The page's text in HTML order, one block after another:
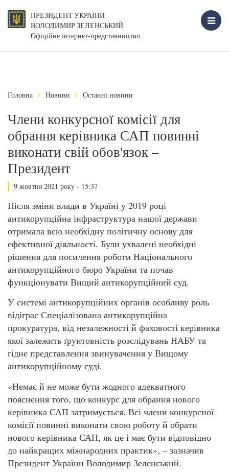
ПРЕЗИДЕНТ УКРАЇНИ
ВОЛОДИМИР ЗЕЛЕНСЬКИЙ
Офіційне інтернет-представництво
Головна Новини Останні новини
Члени конкурсної комісії для
обрання керівника САП повинні
виконати свій обов'язок –
Президент
9 жовтня 2021 року - 15:37
Після зміни влади в Україні у 2019 році
антикорупційна інфраструктура нашої держави
отримала всю необхідну політичну основу для
ефективної діяльності. Були ухвалені необхідні
рішення для посилення роботи Національного
антикорупційного бюро України та почав
функціонувати Вищий антикорупційний суд.
У системі антикорупційних органів особливу роль
відіграє Спеціалізована антикорупційна
прокуратура, від незалежності й фаховості керівника
якої залежить ґрунтовність розслідувань НАБУ та
гідне представлення звинувачення у Вищому
антикорупційному суді.
«Немає й не може бути жодного адекватного
пояснення того, що конкурс для обрання нового
керівника САП затримується. Всі члени конкурсної
комісії повинні виконати свою роботу й обрати
нового керівника САП, як це і має бути відповідно
до найкращих міжнародних практик», – зазначив
Президент України Володимир Зеленський.